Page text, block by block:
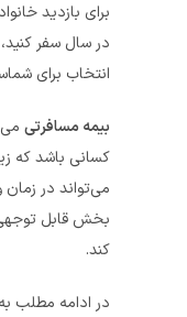
برای بازدید خانواده‌
در سال سفر کنید، «
انتخاب برای شماست.
بیمه مسافرتیمی‌تواند
کسانی باشد که زیاد
می‌تواند در زمان وقوع
بخش قابل توجهی از
در ادامه مطلب به معرفی